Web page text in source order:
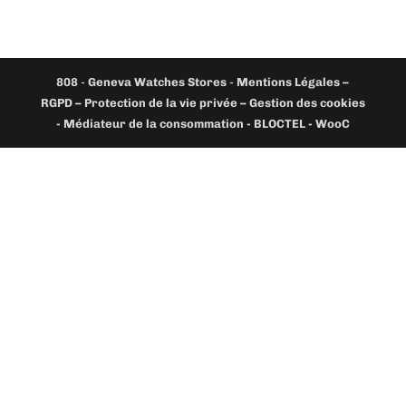
808 -Geneva Watches Stores - Mentions Légales –
RGPD – Protection de la vie privée – Gestion des cookies
- Médiateur de la consommation - BLOCTEL - WooC